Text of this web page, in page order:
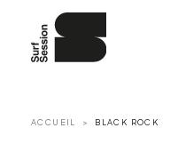
ACCUEIL BLACK ROCK